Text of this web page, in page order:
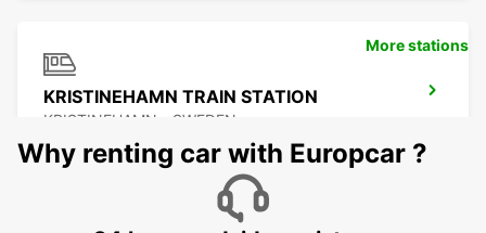
KRISTINEHAMN TRAIN STATION
KRISTINEHAMN - SWEDEN
More stations
Why renting car with Europcar ?